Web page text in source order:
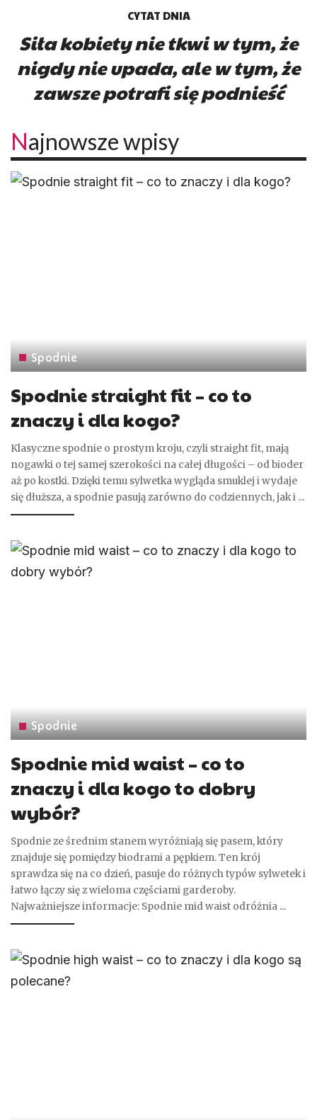
CYTAT DNIA
Siła kobiety nie tkwi w tym, że
nigdy nie upada, ale w tym, że
zawsze potrafi się podnieść
Najnowsze wpisy
Spodnie
Spodnie straight fit – co to
znaczy i dla kogo?
Klasyczne spodnie o prostym kroju, czyli straight fit, mają
nogawki o tej samej szerokości na całej długości – od bioder
aż po kostki. Dzięki temu sylwetka wygląda smuklej i wydaje
się dłuższa, a spodnie pasują zarówno do codziennych, jak i ...
Spodnie
Spodnie mid waist – co to
znaczy i dla kogo to dobry
wybór?
Spodnie ze średnim stanem wyróżniają się pasem, który
znajduje się pomiędzy biodrami a pępkiem. Ten krój
sprawdza się na co dzień, pasuje do różnych typów sylwetek i
łatwo łączy się z wieloma częściami garderoby.
Najważniejsze informacje: Spodnie mid waist odróżnia ...